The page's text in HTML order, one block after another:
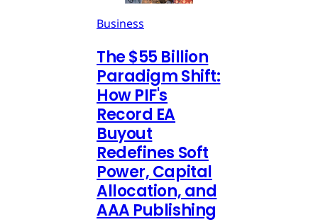
Business
The $55 Billion
Paradigm Shift:
How PIF's
Record EA
Buyout
Redefines Soft
Power, Capital
Allocation, and
AAA Publishing